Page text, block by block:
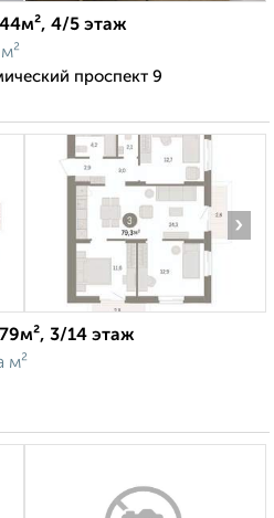
4/5 этаж
проспект 9
›
3/14 этаж
м²